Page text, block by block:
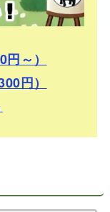
～）
円）